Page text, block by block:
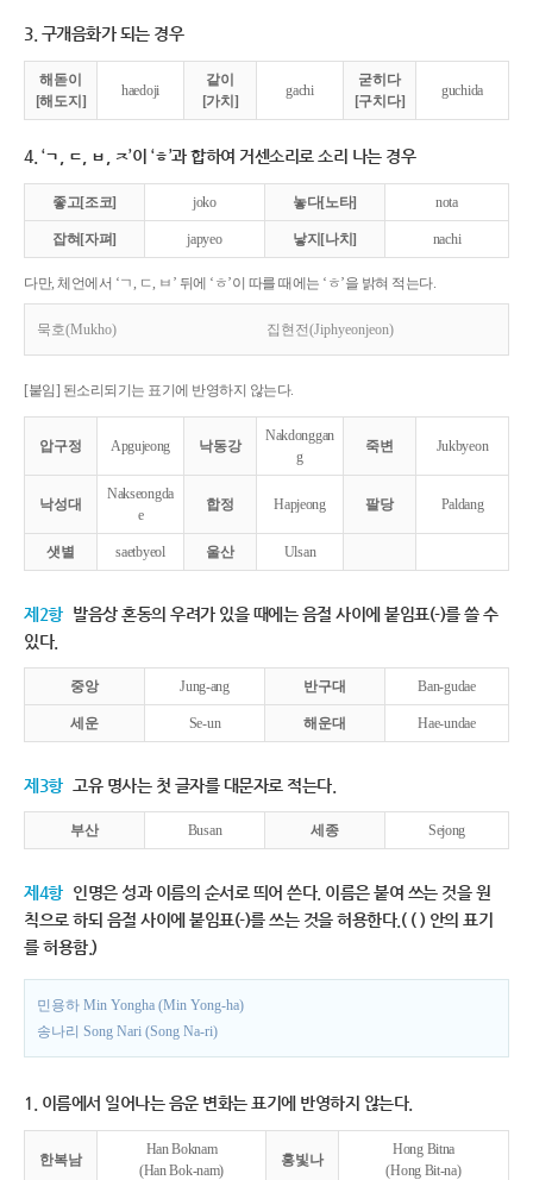
3. 구개음화가 되는 경우
해돋이
[해도지]
haedoji
같이
[가치]
gachi
굳히다
[구치다]
guchida
4. ‘ㄱ, ㄷ, ㅂ, ㅈ’이 ‘ㅎ’과 합하여 거센소리로 소리 나는 경우
좋고[조코] joko 놓다[노타] nota
잡혀[자펴] japyeo 낳지[나치] nachi
다만, 체언에서 ‘ㄱ, ㄷ, ㅂ’ 뒤에 ‘ㅎ’이 따를 때에는 ‘ㅎ’을 밝혀 적는다.
묵호(Mukho) 집현전(Jiphyeonjeon)
[붙임] 된소리되기는 표기에 반영하지 않는다.
압구정 Apgujeong 낙동강
Nakdonggan
g
죽변 Jukbyeon
낙성대
Nakseongda
e
합정 Hapjeong 팔당 Paldang
샛별 saetbyeol 울산 Ulsan
제2항 발음상 혼동의 우려가 있을 때에는 음절 사이에 붙임표(-)를 쓸 수
있다.
중앙 Jung-ang 반구대 Ban-gudae
세운 Se-un 해운대 Hae-undae
제3항 고유 명사는 첫 글자를 대문자로 적는다.
부산 Busan 세종 Sejong
제4항 인명은 성과 이름의 순서로 띄어 쓴다. 이름은 붙여 쓰는 것을 원
칙으로 하되 음절 사이에 붙임표(-)를 쓰는 것을 허용한다.( ( ) 안의 표기
를 허용함.)
민용하 Min Yongha (Min Yong-ha)
송나리 Song Nari (Song Na-ri)
1. 이름에서 일어나는 음운 변화는 표기에 반영하지 않는다.
한복남
Han Boknam
(Han Bok-nam)
홍빛나
Hong Bitna
(Hong Bit-na)